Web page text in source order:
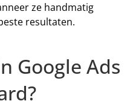
ze handmatig
resultaten.
Google Ads